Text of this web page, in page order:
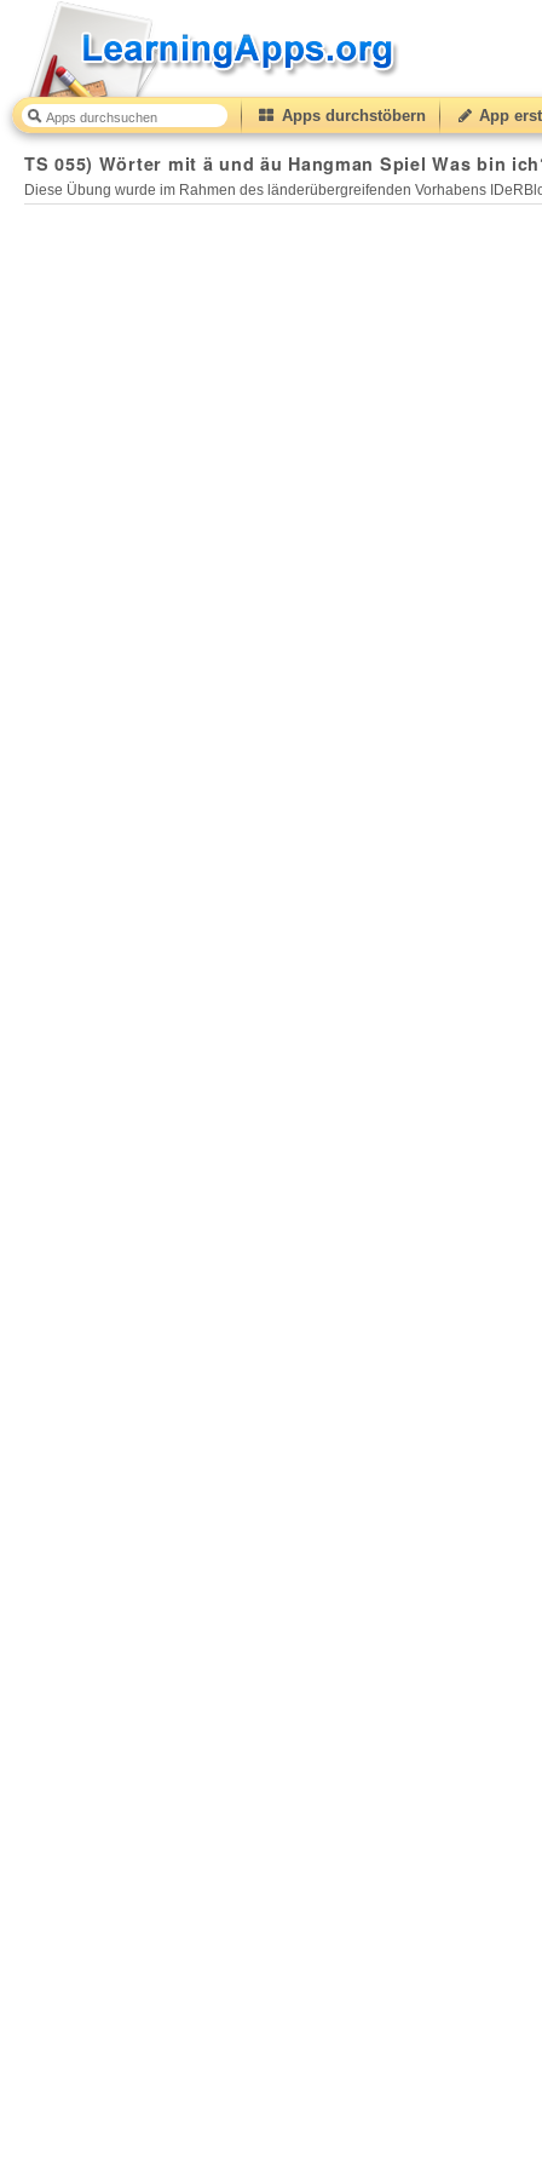
Apps durchstöbern App
TS 055) Wörter mit ä und äu Hangman Spiel Was bin
Diese Übung wurde im Rahmen des länderübergreifenden Vorhabens